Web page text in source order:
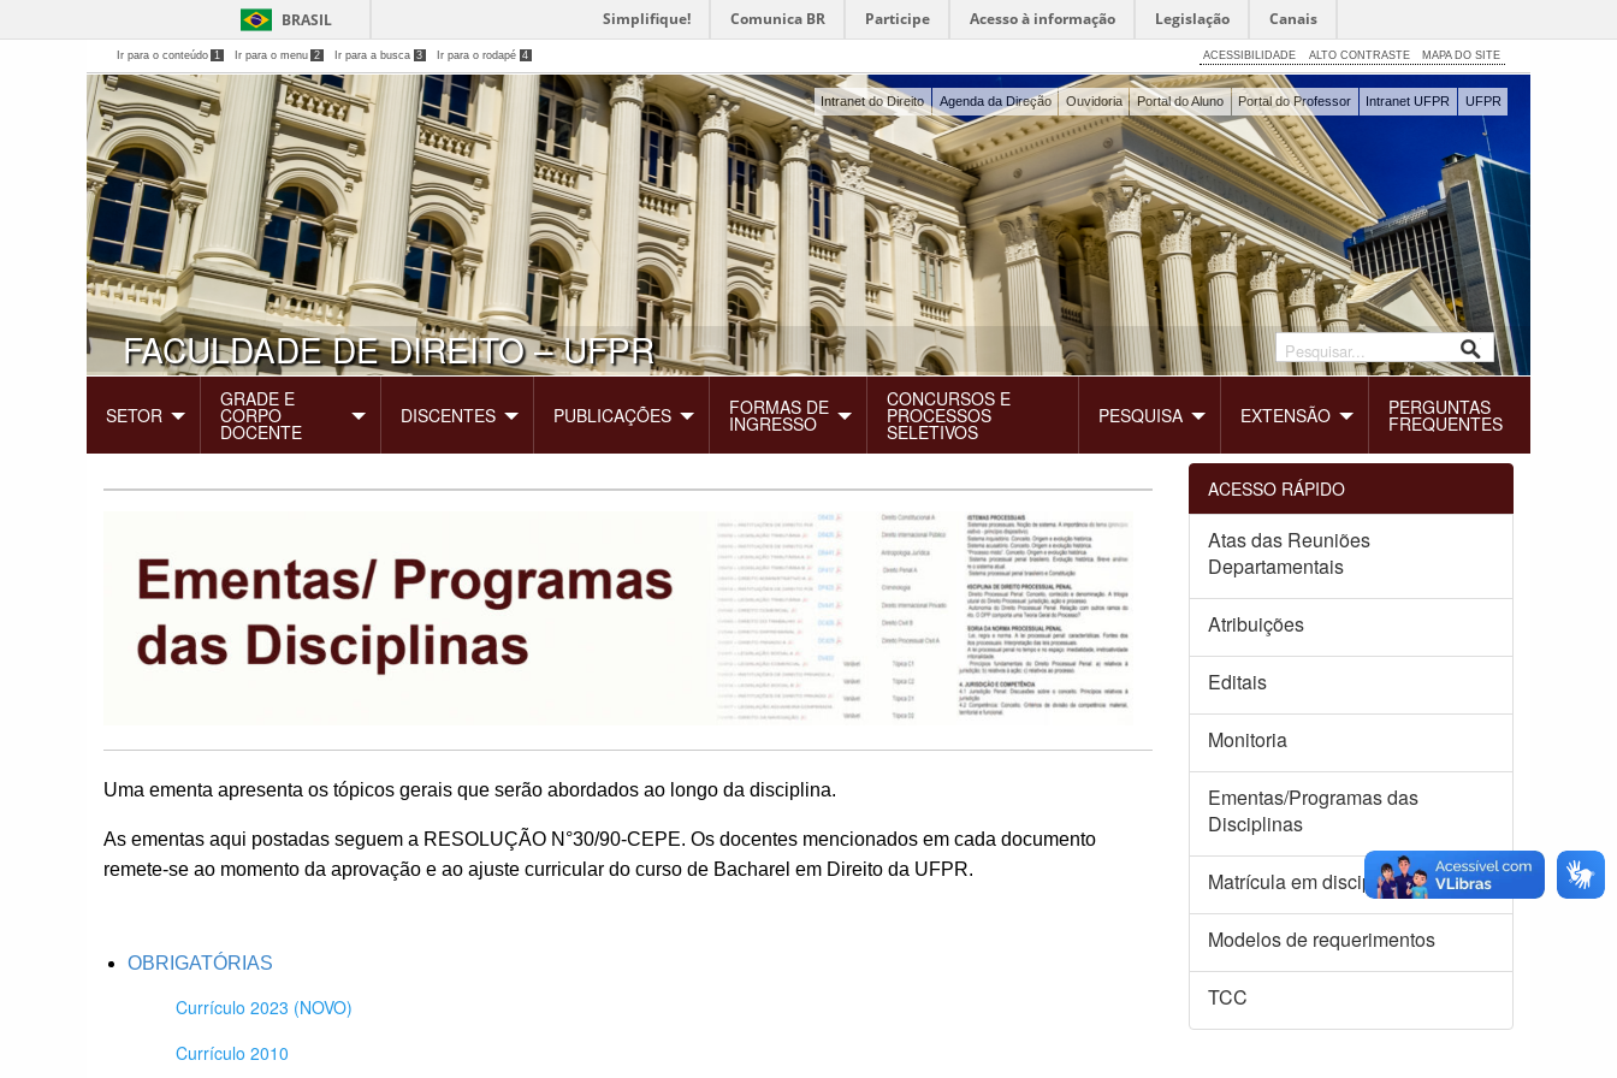
BRASIL Simplifique! Comunica BR Participe Acesso à informação Legislação Canais
Ir para o conteúdo 1 Ir para o menu 2 Ir para a busca 3 Ir para o rodapé 4 ACESSIBILIDADE ALTO CONTRASTE MAPA DO SITE
Intranet do Direito Agenda da Direção Ouvidoria Portal do Aluno Portal do Professor Intranet UFPR UFPR
FACULDADE DE DIREITO – UFPR
SETOR
GRADE E
CORPO
DOCENTE
DISCENTES PUBLICAÇÕES FORMAS DE
INGRESSO
CONCURSOS E
PROCESSOS
SELETIVOS
PESQUISA EXTENSÃO PERGUNTAS
FREQUENTES
Uma ementa apresenta os tópicos gerais que serão abordados ao longo da disciplina.
As ementas aqui postadas seguem a RESOLUÇÃO N°30/90-CEPE. Os docentes mencionados em cada documento
remete-se ao momento da aprovação e ao ajuste curricular do curso de Bacharel em Direito da UFPR.
OBRIGATÓRIAS
Currículo 2023 (NOVO)
Currículo 2010
ACESSO RÁPIDO
Atas das Reuniões
Departamentais
Atribuições
Editais
Monitoria
Ementas/Programas das
Disciplinas
Matrícula em disciplinas isoladas
Modelos de requerimentos
TCC